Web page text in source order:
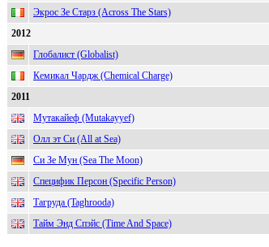
Экрос Зе Старз (Across The Stars)
2012
Глобалист (Globalist)
Кемикал Чардж (Chemical Charge)
2011
Мутакайеф (Mutakayyef)
Олл эт Си (All at Sea)
Си Зе Мун (Sea The Moon)
Специфик Персон (Specific Person)
Тагруда (Taghrooda)
Тайм Энд Спэйс (Time And Space)